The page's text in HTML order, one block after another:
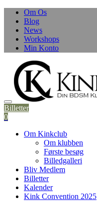
Skip
content
Om Os
Blog
News
Workshops
Min Konto
Billetter
0
Om Kinkclub
Om klubben
Første besøg
Billedgalleri
Bliv Medlem
Billetter
Kalender
Kink Convention 2025